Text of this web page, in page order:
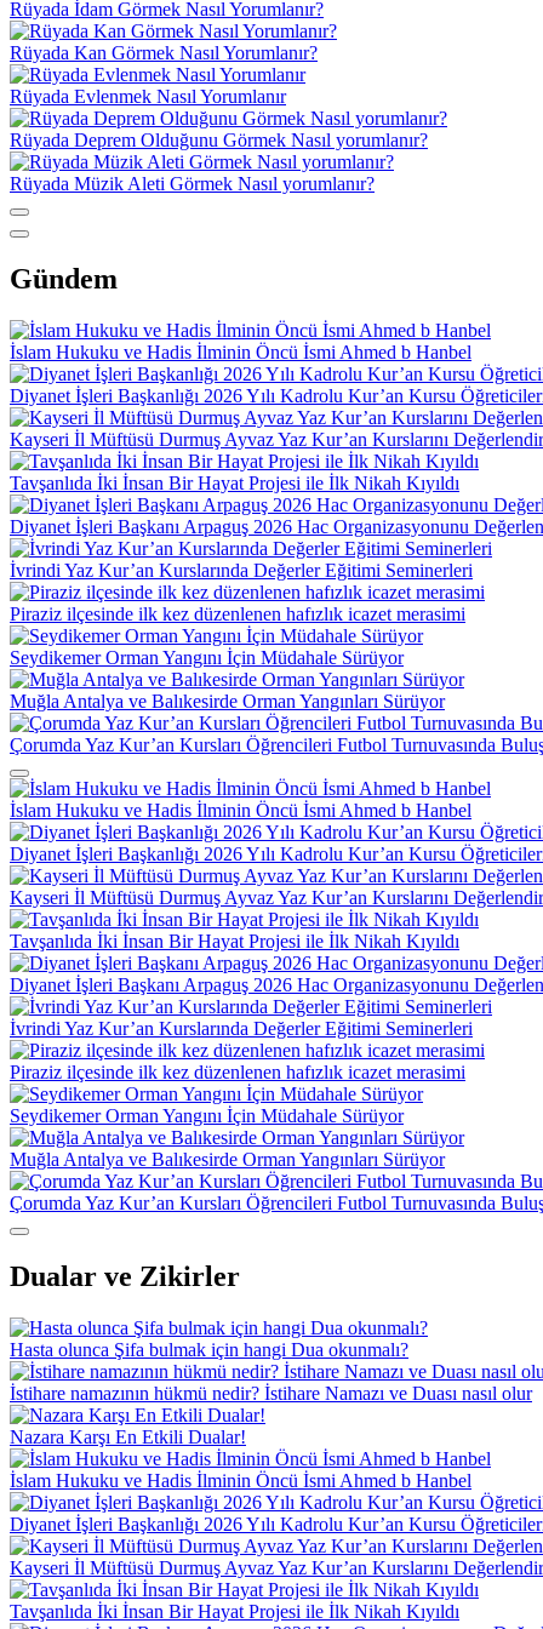
Rüyada İdam Görmek Nasıl Yorumlanır?
Rüyada Kan Görmek Nasıl Yorumlanır?
Rüyada Evlenmek Nasıl Yorumlanır
Rüyada Deprem Olduğunu Görmek Nasıl yorumlanır?
Rüyada Müzik Aleti Görmek Nasıl yorumlanır?
Gündem
İslam Hukuku ve Hadis İlminin Öncü İsmi Ahmed b Hanbel
Diyanet İşleri Başkanlığı 2026 Yılı Kadrolu Kur’an Kursu
Kayseri İl Müftüsü Durmuş Ayvaz Yaz Kur’an Kurslarını
Tavşanlıda İki İnsan Bir Hayat Projesi ile İlk Nikah Kıyıldı
Diyanet İşleri Başkanı Arpaguş 2026 Hac Organizasyonunu
İvrindi Yaz Kur’an Kurslarında Değerler Eğitimi Seminerleri
Piraziz ilçesinde ilk kez düzenlenen hafızlık icazet merasimi
Seydikemer Orman Yangını İçin Müdahale Sürüyor
Muğla Antalya ve Balıkesirde Orman Yangınları Sürüyor
Çorumda Yaz Kur’an Kursları Öğrencileri Futbol Turnuvasında
İslam Hukuku ve Hadis İlminin Öncü İsmi Ahmed b Hanbel
Diyanet İşleri Başkanlığı 2026 Yılı Kadrolu Kur’an Kursu
Kayseri İl Müftüsü Durmuş Ayvaz Yaz Kur’an Kurslarını
Tavşanlıda İki İnsan Bir Hayat Projesi ile İlk Nikah Kıyıldı
Diyanet İşleri Başkanı Arpaguş 2026 Hac Organizasyonunu
İvrindi Yaz Kur’an Kurslarında Değerler Eğitimi Seminerleri
Piraziz ilçesinde ilk kez düzenlenen hafızlık icazet merasimi
Seydikemer Orman Yangını İçin Müdahale Sürüyor
Muğla Antalya ve Balıkesirde Orman Yangınları Sürüyor
Çorumda Yaz Kur’an Kursları Öğrencileri Futbol Turnuvasında
Dualar ve Zikirler
Hasta olunca Şifa bulmak için hangi Dua okunmalı?
İstihare namazının hükmü nedir? İstihare Namazı ve Duası nasıl olur
Nazara Karşı En Etkili Dualar!
İslam Hukuku ve Hadis İlminin Öncü İsmi Ahmed b Hanbel
Diyanet İşleri Başkanlığı 2026 Yılı Kadrolu Kur’an Kursu
Kayseri İl Müftüsü Durmuş Ayvaz Yaz Kur’an Kurslarını
Tavşanlıda İki İnsan Bir Hayat Projesi ile İlk Nikah Kıyıldı